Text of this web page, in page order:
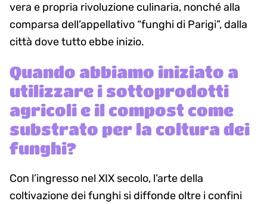
vera e propria rivoluzione culinaria, nonché alla
comparsa dell’appellativo “funghi di Parigi”, dalla
città dove tutto ebbe inizio.
Quando abbiamo iniziato a
utilizzare i sottoprodotti
agricoli e il compost come
substrato per la coltura dei
funghi?
Con l’ingresso nel XIX secolo, l’arte della
coltivazione dei funghi si diffonde oltre i confini